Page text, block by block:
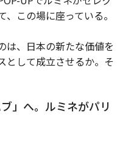
この場に座っている。
は、日本の新たな価値を
として成立させるか。そ
」へ。ルミネがパリ